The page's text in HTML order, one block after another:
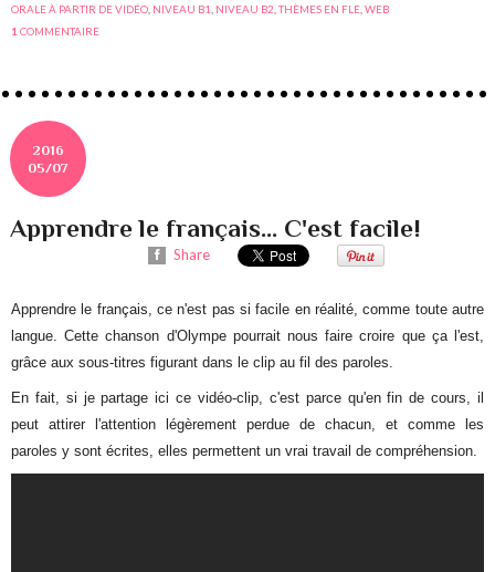
ORALE À PARTIR DE VIDÉO NIVEAU B1 NIVEAU B2 ,THÈMES EN FLE ,WEB
1 COMMENTAIRE
2016
05/07
Apprendre le français... C'est facile!
Share
Apprendre le français, ce n'est pas si facile en réalité, comme toute autre
langue. Cette chanson d'Olympe pourrait nous faire croire que ça l'est,
grâce aux sous-titres figurant dans le clip au fil des paroles.
En fait, si je partage ici ce vidéo-clip, c'est parce qu'en fin de cours, il
peut attirer l'attention légèrement perdue de chacun, et comme les
paroles y sont écrites, elles permettent un vrai travail de compréhension.